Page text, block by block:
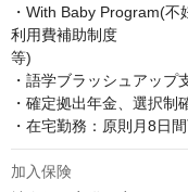
・With Baby Program(
利用費補助制度
等)
・語学ブラッシュアップ
・確定拠出年金、選択
・在宅勤務：原則月8日
加入保険